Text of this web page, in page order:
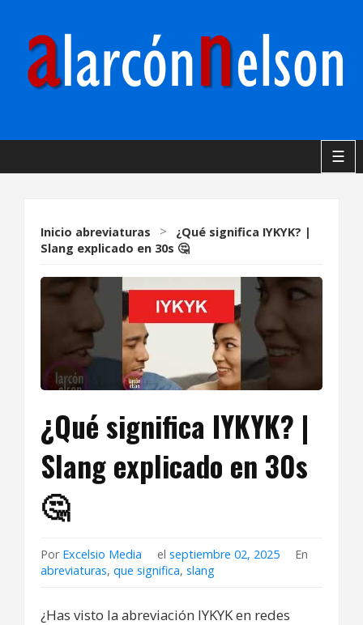
☰
Inicio abreviaturas >
¿Qué significa IYKYK? |
Slang explicado en 30s 🤔
¿Qué significa IYKYK? |
Slang explicado en 30s
🤔
Por Excelsio Media elseptiembre 02, 2025
En
abreviaturas, que significa, slang
¿Has visto la abreviación IYKYK en redes